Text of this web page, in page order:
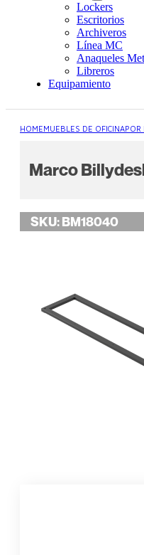
Lockers
Escritorios
Archiveros
Línea MC
Anaqueles
Libreros
Equipamiento
HOMEMUEBLES DE OFICINAPOR
Marco
SKU:BM18040